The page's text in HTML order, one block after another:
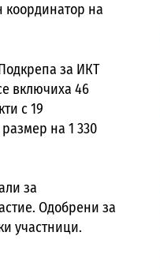
на
за ИКТ
включиха 46
с 19
на 1 330
за
Одобрени за
участници.